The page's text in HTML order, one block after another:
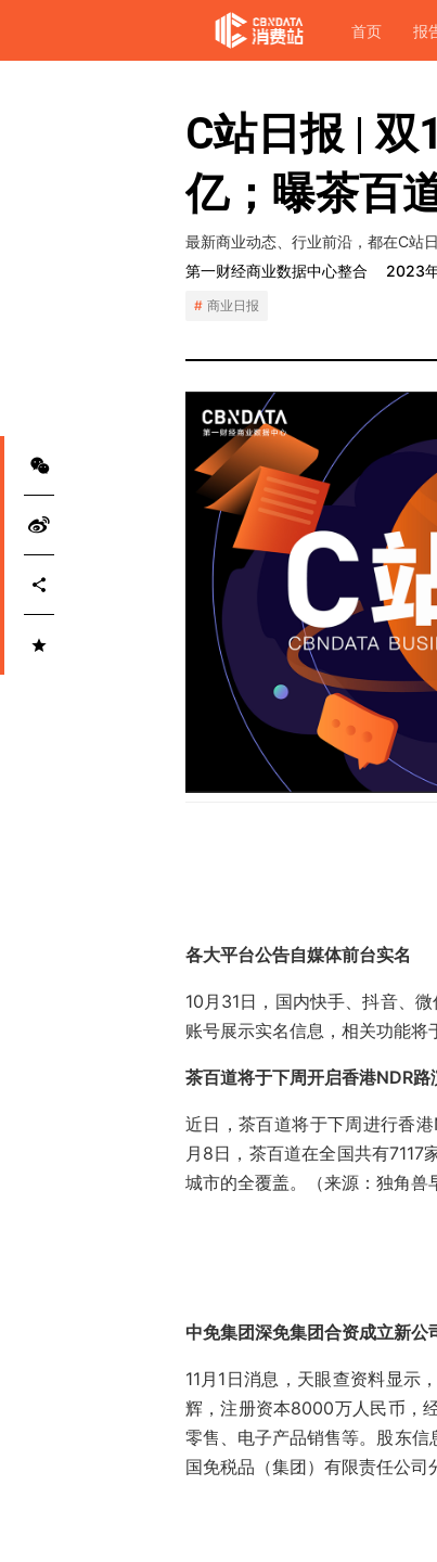
首页 报
C站日报 |
亿；曝茶百
最新商业动态、行业前沿，都在C站日
第一财经商业数据中心整合
2023
商业日报
各大平台公告自媒体前台实名
10月31日，国内快手、抖音、
账号展示实名信息，相关功能将
茶百道将于下周开启香港NDR路
近日，茶百道将于下周进行香
月8日，茶百道在全国共有7117
城市的全覆盖。（来源：独角兽
中免集团深免集团合资成立新
11月1日消息，天眼查资料显示
辉，注册资本8000万人民币，
零售、电子产品销售等。股东
国免税品（集团）有限责任公司